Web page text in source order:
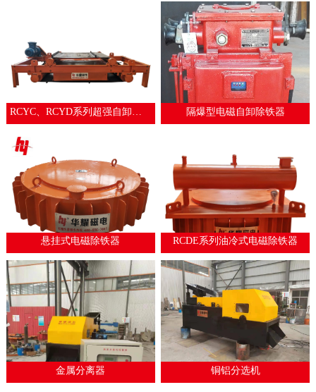
1 2 3 5 6 7
RCYC、RCYD系列超强自卸式永磁除铁器 隔爆型电磁自卸除铁器
悬挂式电磁除铁器 RCDE系列油冷式电磁除铁器
金属分离器 铜铝分选机